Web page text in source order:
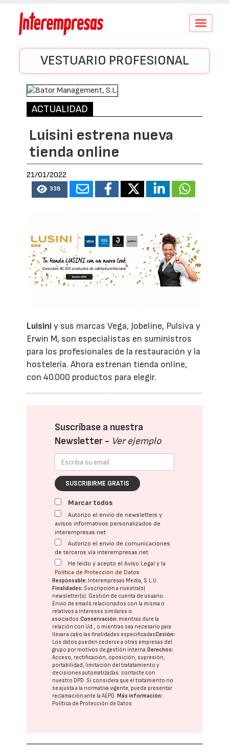
Conmutar
VESTUARIO PROFESIONAL
ACTUALIDAD
Luisini estrena nueva
tienda online
21/01/2022
338
Luisiniy sus marcas Vega, Jobeline, Pulsiva y
Erwin M, son especialistas en suministros
para los profesionales de la restauración y la
hostelería. Ahora estrenan tienda online,
con 40.000 productos para elegir.
Suscríbase a nuestra
Newsletter - Ver ejemplo
SUSCRIBIRME GRATIS
Marcar todos
Autorizo el envío de newsletters y
avisos informativos personalizados de
interempresas.net
Autorizo el envío de comunicaciones
de terceros vía interempresas.net
He leído y acepto elAviso Legal y la
Política de Protección de Datos
Responsable: Interempresas Media, S.L.U.
Finalidades: Suscripción a nuestra(s)
newsletter(s). Gestión de cuenta de usuario.
Envío de emails relacionados con la misma o
relativos a intereses similares o
asociados.Conservación: mientras dure la
relación con Ud., o mientras sea necesario para
llevar a cabo las finalidades especificadasCesión:
Los datos pueden cederse a otras empresas del
grupo por motivos de gestión interna. Derechos:
Acceso, rectificación, oposición, supresión,
portabilidad, limitación del tratatamiento y
decisiones automatizadas: contacte con
nuestro DPD. Si considera que el tratamiento no
se ajusta a la normativa vigente, puede presentar
reclamación ante laAEPD. Más información:
Política de Protección de Datos